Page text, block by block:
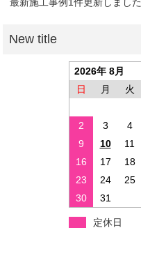
2026年 8月
日
月 火
2
3 4
9
10 11
16
17 18
23
24 25
30
31
定休日